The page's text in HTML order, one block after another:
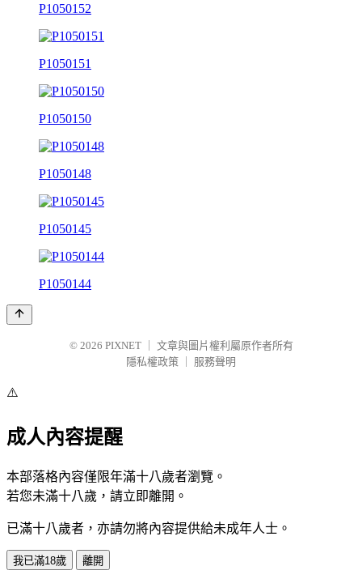
P1050152
P1050151
P1050150
P1050148
P1050145
P1050144
© 2026 PIXNET
文章與圖片權利屬原作者所有
隱私權政策
服務聲明
⚠️
成人內容提醒
本部落格內容僅限年滿十八歲者瀏覽。
若您未滿十八歲，請立即離開。
已滿十八歲者，亦請勿將內容提供給未成年人士。
我已滿18歲 離開